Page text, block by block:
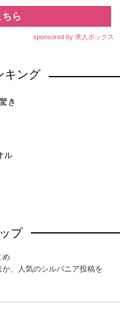
ら
sponsored by 求人ボックス
キング
き
ル
プ
め
か、人気のシルバニア投稿を